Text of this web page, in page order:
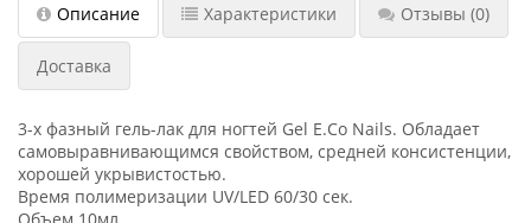
Описание Характеристики Отзывы (0)
Доставка
3-х фазный гель-лак для ногтей Gel E.Co Nails. Обладает
самовыравнивающимся свойством, средней консистенции,
хорошей укрывистостью.
Время полимеризации UV/LED 60/30 сек.